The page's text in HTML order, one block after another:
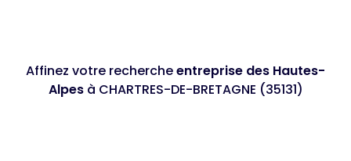
Affinez votre rechercheentreprise des Hautes-
Alpesà CHARTRES-DE-BRETAGNE (35131)